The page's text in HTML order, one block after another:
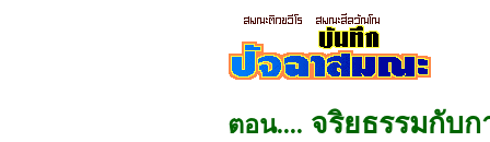
ตอน.... จริยธรรมกับก